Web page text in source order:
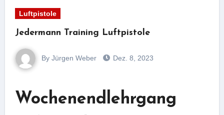
Luftpistole
Jedermann Training Luftpistole
By Jürgen Weber Dez. 8, 2023
Wochenendlehrgang